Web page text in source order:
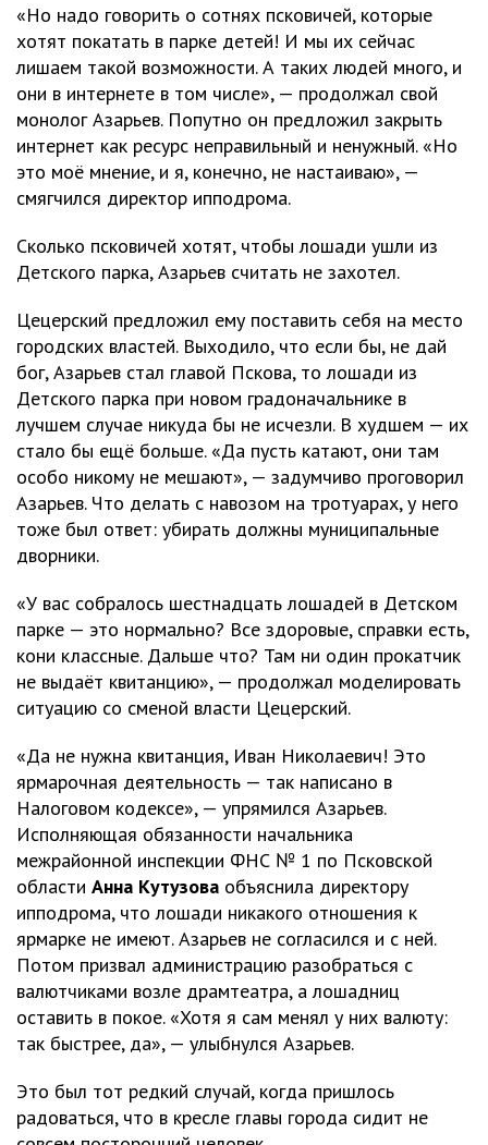
«Но надо говорить о сотнях псковичей, которые
хотят покатать в парке детей! И мы их сейчас
лишаем такой возможности. А таких людей много, и
они в интернете в том числе», — продолжал свой
монолог Азарьев. Попутно он предложил закрыть
интернет как ресурс неправильный и ненужный. «Но
это моё мнение, и я, конечно, не настаиваю», —
смягчился директор ипподрома.
Сколько псковичей хотят, чтобы лошади ушли из
Детского парка, Азарьев считать не захотел.
Цецерский предложил ему поставить себя на место
городских властей. Выходило, что если бы, не дай
бог, Азарьев стал главой Пскова, то лошади из
Детского парка при новом градоначальнике в
лучшем случае никуда бы не исчезли. В худшем — их
стало бы ещё больше. «Да пусть катают, они там
особо никому не мешают», — задумчиво проговорил
Азарьев. Что делать с навозом на тротуарах, у него
тоже был ответ: убирать должны муниципальные
дворники.
«У вас собралось шестнадцать лошадей в Детском
парке — это нормально? Все здоровые, справки есть,
кони классные. Дальше что? Там ни один прокатчик
не выдаёт квитанцию», — продолжал моделировать
ситуацию со сменой власти Цецерский.
«Да не нужна квитанция, Иван Николаевич! Это
ярмарочная деятельность — так написано в
Налоговом кодексе», — упрямился Азарьев.
Исполняющая обязанности начальника
межрайонной инспекции ФНС № 1 по Псковской
области Анна Кутузова объяснила директору
ипподрома, что лошади никакого отношения к
ярмарке не имеют. Азарьев не согласился и с ней.
Потом призвал администрацию разобраться с
валютчиками возле драмтеатра, а лошадниц
оставить в покое. «Хотя я сам менял у них валюту:
так быстрее, да», — улыбнулся Азарьев.
Это был тот редкий случай, когда пришлось
радоваться, что в кресле главы города сидит не